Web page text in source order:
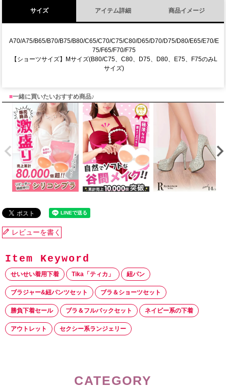
サイズ アイテム詳細 商品イメージ
A70/A75/B65/B70/B75/B80/C65/C70/C75/C80/D65/D70/D75/D80/E65/E70/E
75/F65/F70/F75
【ショーツサイズ】Mサイズ(B80/C75、C80、D75、D80、E75、F75のみL
サイズ)
■一緒に買いたいおすすめ商品♪
レビューを書く
せいせい着用下着 Tika「ティカ」 紐パン
ブラジャー&紐パンツセット ブラ＆ショーツセット
勝負下着セール ブラ＆フルバックセット ネイビー系の下着
アウトレット セクシー系ランジェリー
CATEGORY